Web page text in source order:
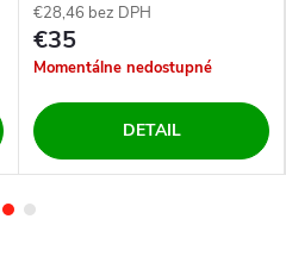
€28,46 bez DPH
€35
Momentálne nedostupné
DETAIL